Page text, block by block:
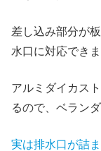
差し込み部分が
水口に対応できま
アルミダイカス
るので、ベラン
実は排水口が詰